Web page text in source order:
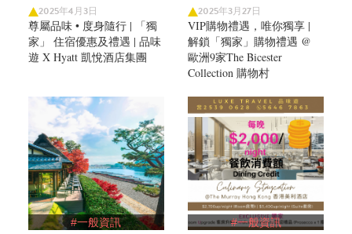
2025年4月3日
尊屬品味 • 度身隨行 | 「獨
家」 住宿優惠及禮遇 | 品味
遊 X Hyatt 凱悅酒店集團
2025年3月27日
VIP購物禮遇，唯你獨享 |
解鎖「獨家」購物禮遇 @
歐洲9家The Bicester
Collection 購物村
#一般資訊 #一般資訊